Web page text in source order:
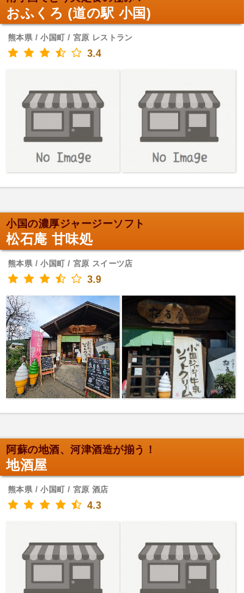
おふくろ (道の駅 小国)
熊本県 / 小国町 / 宮原 レストラン
3.4
小国の濃厚ジャージーソフト
松石庵 甘味処
熊本県 / 小国町 / 宮原 スイーツ店
3.9
阿蘇の地酒、河津酒造が揃う！
地酒屋
熊本県 / 小国町 / 宮原 酒店
4.3